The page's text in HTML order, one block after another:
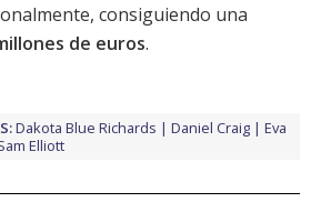
consiguiendo una
de euros.
Dakota Blue Richards Daniel Craig
Eva
Elliott